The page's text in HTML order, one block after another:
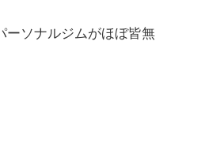
ソナルジムがほぼ皆無